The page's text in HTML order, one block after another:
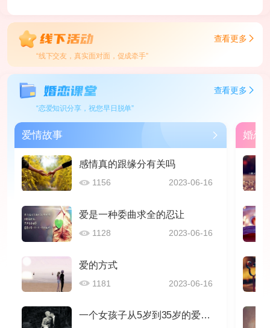
查看更多
“线下交友，真实面对面，促成牵手”
查看更多
“恋爱知识分享，祝您早日脱单”
爱情故事
感情真的跟缘分有关吗
1156 2023-06-16
爱是一种委曲求全的忍让
1128 2023-06-16
爱的方式
1181 2023-06-16
一个女孩子从5岁到35岁的爱情感悟
婚恋